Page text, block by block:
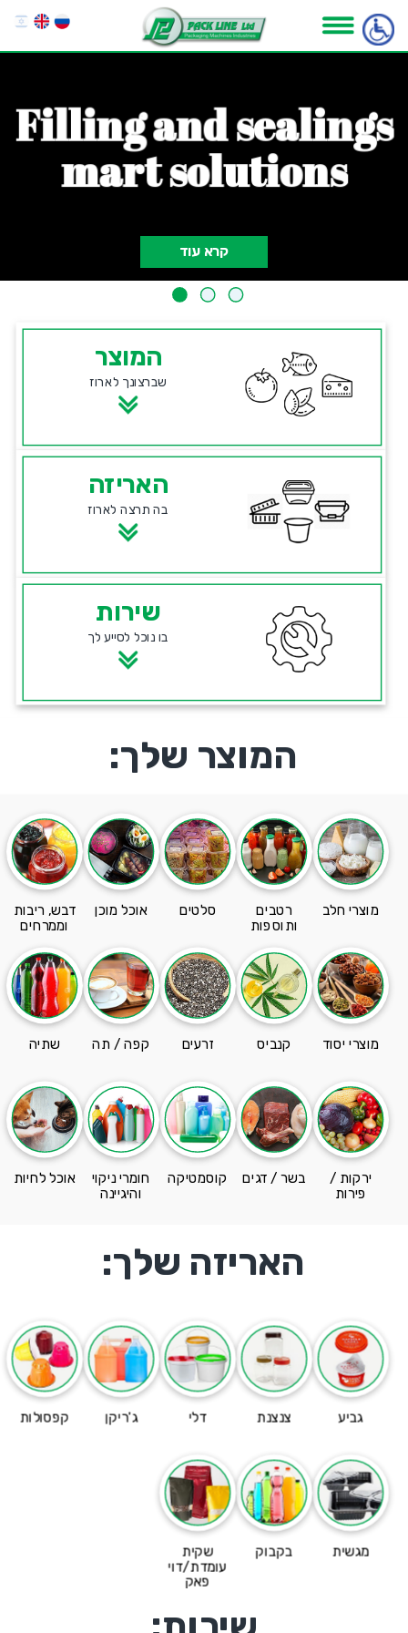
קרא עוד
Fillingandsealings
martsolutions
המוצר
שברצונך לארוז
האריזה
בה תרצה לארוז
שירות
בו נוכל לסייע לך
המוצר שלך:
מוצרי חלב
רטבים
ותוספות
סלטים אוכל מוכן
דבש, ריבות
וממרחים
מוצרי יסוד קנביס זרעים קפה / תה שתיה
ירקות /
פירות
בשר / דגים קוסמטיקה
חומרי ניקוי
והיגיינה
אוכל לחיות
האריזה שלך:
גביע צנצנת דלי ג'ריקן קפסולות
מגשית בקבוק
שקית
עומדת/דוי
פאק